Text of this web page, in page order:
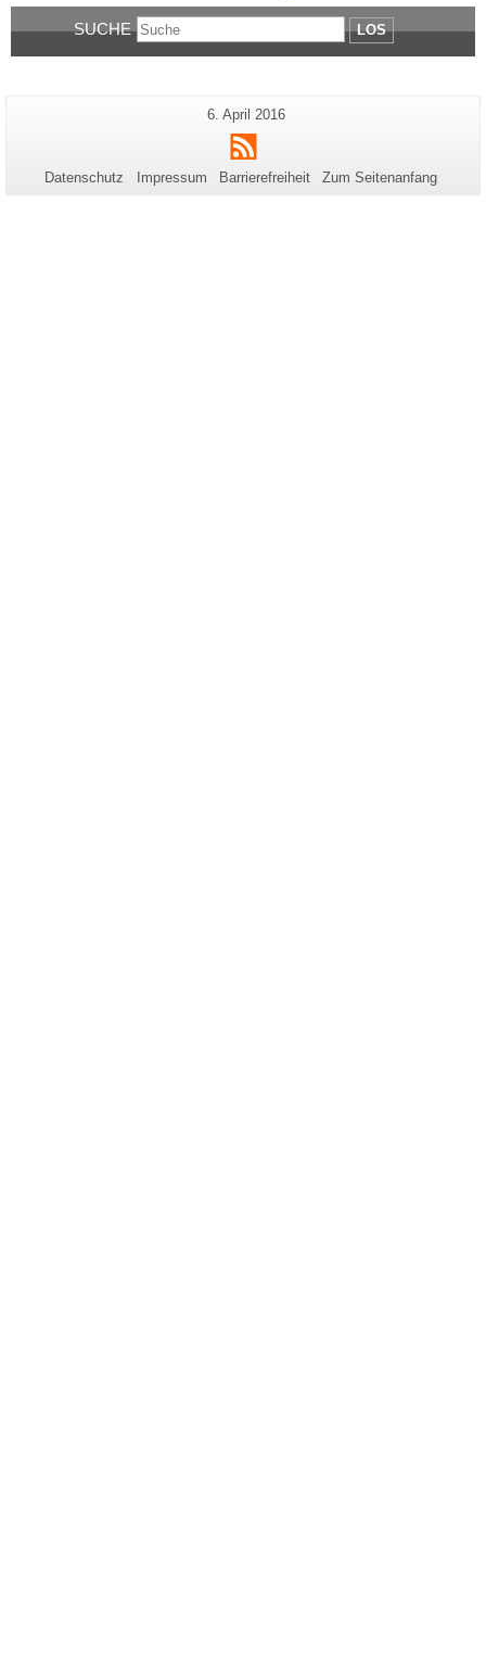
SUCHE LOS
Zusätzliche
Informationen
zu
dieser
Seiten-
Name:
Letzte
Aktualisierung:
6. April 2016
RSS
Datenschutz Impressum Barrierefreiheit Zum Seitenanfang